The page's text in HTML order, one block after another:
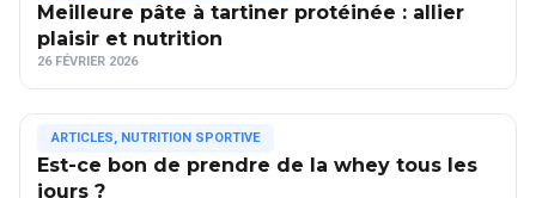
Meilleure pâte à tartiner protéinée : allier
plaisir et nutrition
26 FÉVRIER 2026
ARTICLES, NUTRITION SPORTIVE
Est-ce bon de prendre de la whey tous les
jours ?